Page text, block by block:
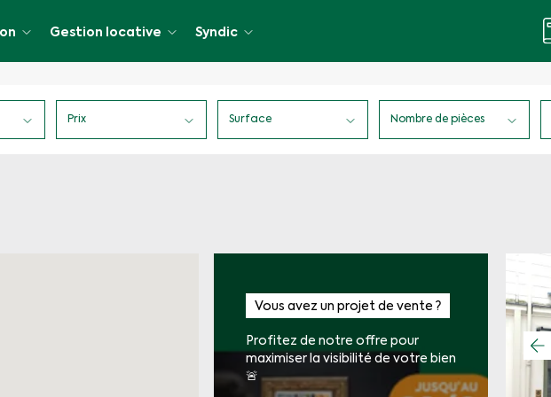
Gestion locative Syndic
Prix Surface Nombre de pièces
Vous avez un projet de vente ?
Profitez de notre offre pour
maximiser la visibilité de votre bien
🚨